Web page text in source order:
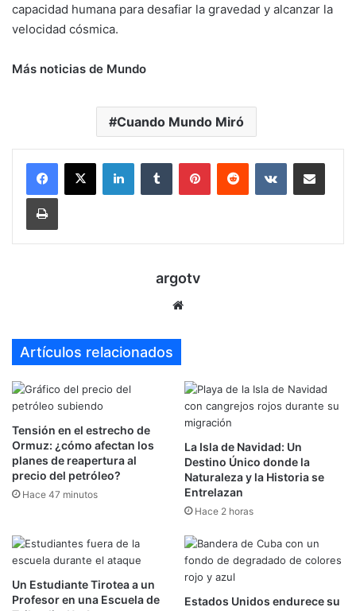
capacidad humana para desafiar la gravedad y alcanzar la
velocidad cósmica.
Más noticias de Mundo
Cuando Mundo Miró
LinkedInTumblr PinterestReddit VKontakteCompartir por mail
Imprimir
argotv
Artículos relacionados
Tensión en el estrecho de
Ormuz: ¿cómo afectan los
planes de reapertura al
precio del petróleo?
Hace 47 minutos
La Isla de Navidad: Un
Destino Único donde la
Naturaleza y la Historia se
Entrelazan
Hace 2 horas
Un Estudiante Tirotea a un
Profesor en una Escuela de
Estados Unidos endurece su